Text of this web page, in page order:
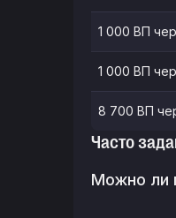
1 000 ВП
1 000 ВП
8 700 ВП
Часто
Можно ли